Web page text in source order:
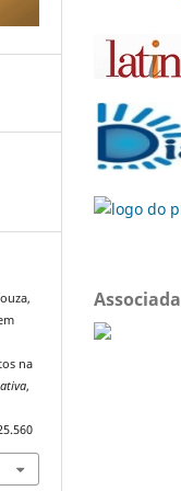
na
,
Associada